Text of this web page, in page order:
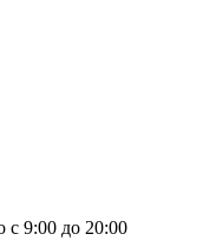
с 9:00 до 20:00